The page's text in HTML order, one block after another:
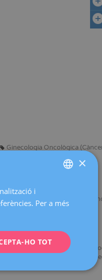
Ginecologia Oncològica
i oncologia, en la formació de
Fundación Española de
de la Societat Catalana de
CATALÀ
FRENCH
×
i
Per a més
HO TOT